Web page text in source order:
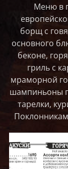
Меню в
борщ с
основного
беконе,
гриль с
мраморной
шампиньоны
тарелки,